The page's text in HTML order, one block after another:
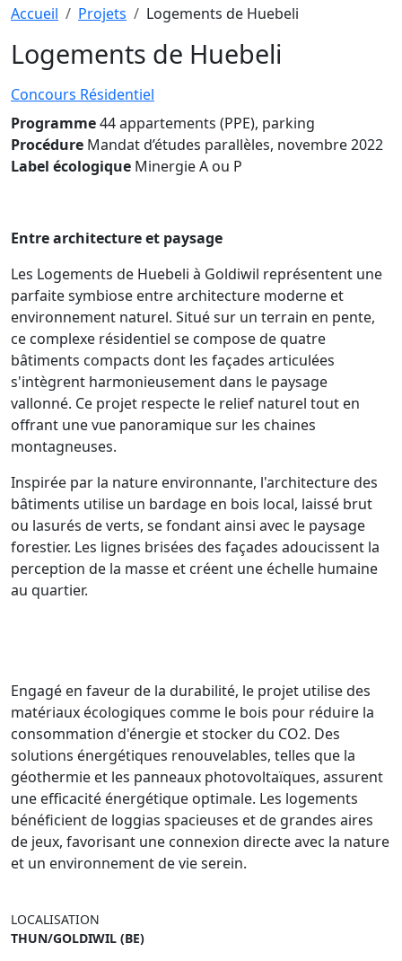
Fil d'Ariane
Accueil Projets Logements de Huebeli
Logements de Huebeli
Concours Résidentiel
Programme44 appartements (PPE), parking
Procédure Mandat d’études parallèles, novembre 2022
Label écologique Minergie A ou P
Entre architecture et paysage
Les Logements de Huebeli à Goldiwil représentent une
parfaite symbiose entre architecture moderne et
environnement naturel. Situé sur un terrain en pente,
ce complexe résidentiel se compose de quatre
bâtiments compacts dont les façades articulées
s'intègrent harmonieusement dans le paysage
vallonné. Ce projet respecte le relief naturel tout en
offrant une vue panoramique sur les chaines
montagneuses.
Inspirée par la nature environnante, l'architecture des
bâtiments utilise un bardage en bois local, laissé brut
ou lasurés de verts, se fondant ainsi avec le paysage
forestier. Les lignes brisées des façades adoucissent la
perception de la masse et créent une échelle humaine
au quartier.
Engagé en faveur de la durabilité, le projet utilise des
matériaux écologiques comme le bois pour réduire la
consommation d'énergie et stocker du CO2. Des
solutions énergétiques renouvelables, telles que la
géothermie et les panneaux photovoltaïques, assurent
une efficacité énergétique optimale. Les logements
bénéficient de loggias spacieuses et de grandes aires
de jeux, favorisant une connexion directe avec la nature
et un environnement de vie serein.
LOCALISATION
THUN/GOLDIWIL (BE)